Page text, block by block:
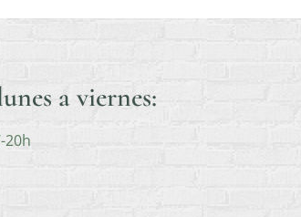
a viernes:
20h